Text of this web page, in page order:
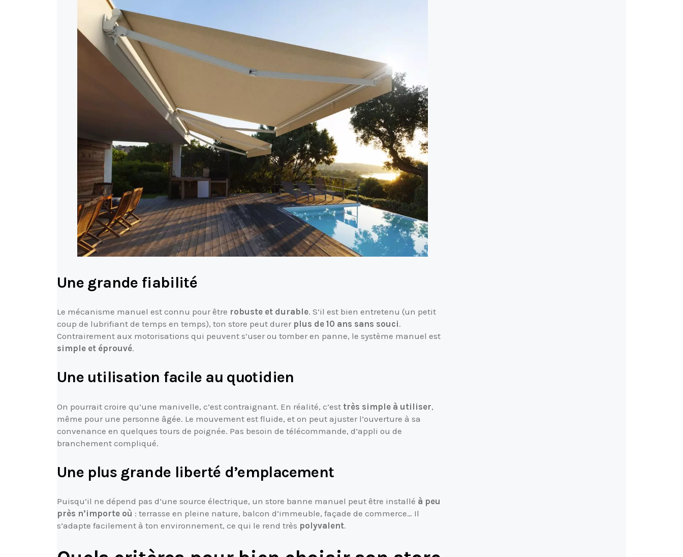
Une grande fiabilité
Le mécanisme manuel est connu pour être robuste et durable. S’il est bien entretenu (un petit
coup de lubrifiant de temps en temps), ton store peut durer plus de 10 ans sans souci.
Contrairement aux motorisations qui peuvent s’user ou tomber en panne, le système manuel est
simple et éprouvé.
Une utilisation facile au quotidien
On pourrait croire qu’une manivelle, c’est contraignant. En réalité, c’est très simple à utiliser,
même pour une personne âgée. Le mouvement est fluide, et on peut ajuster l’ouverture à sa
convenance en quelques tours de poignée. Pas besoin de télécommande, d’appli ou de
branchement compliqué.
Une plus grande liberté d’emplacement
Puisqu’il ne dépend pas d’une source électrique, un store banne manuel peut être installé à peu
près n’importe où : terrasse en pleine nature, balcon d’immeuble, façade de commerce… Il
s’adapte facilement à ton environnement, ce qui le rend très polyvalent.